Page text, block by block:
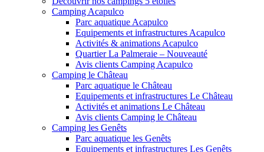
Camping Acapulco
Parc aquatique Acapulco
Equipements et infrastructures Acapulco
Activités & animations Acapulco
Quartier La Palmeraie – Nouveauté
Avis clients Camping Acapulco
Camping le Château
Parc aquatique le Château
Equipements et infrastructures Le Château
Activités et animations Le Château
Avis clients Camping le Château
Camping les Genêts
Parc aquatique les Genêts
Equipements et infrastructures Les Genêts